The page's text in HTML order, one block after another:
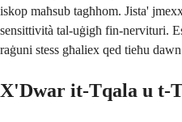
iskop maħsub tagħhom. Jista'
sensittività tal-uġigħ fin-nervituri.
raġuni stess għaliex qed tieħu
X'Dwar it-Tqala u t-